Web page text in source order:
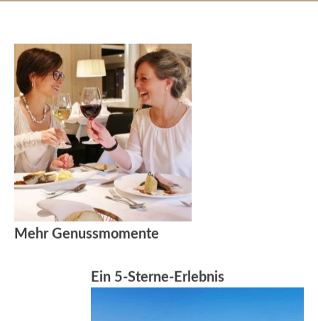
Mehr Genussmomente
Ein 5-Sterne-Erlebnis